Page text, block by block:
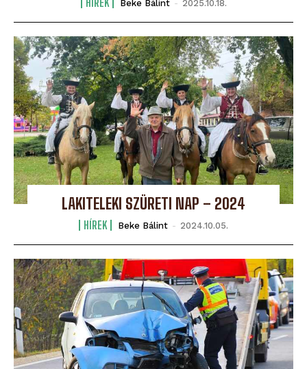
Beke Bálint - 2025.10.18.
LAKITELEKI SZÜRETI NAP – 2024
HÍREK Beke Bálint - 2024.10.05.